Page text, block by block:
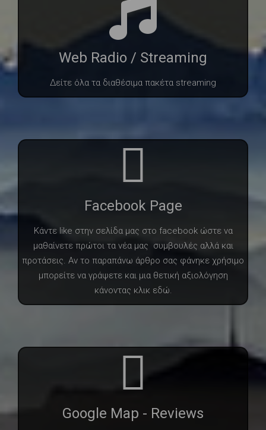
Web Radio / Streaming
Δείτε όλα τα διαθέσιμα πακέτα streaming
Facebook Page
Κάντε like στην σελίδα μας στο facebook ώστε να
μαθαίνετε πρώτοι τα νέα μας συμβουλές αλλά και
προτάσεις. Αν το παραπάνω άρθρο σας φάνηκε χρήσιμο
μπορείτε να γράψετε και μια θετική αξιολόγηση
κάνοντας κλικ εδώ.
Google Map - Reviews